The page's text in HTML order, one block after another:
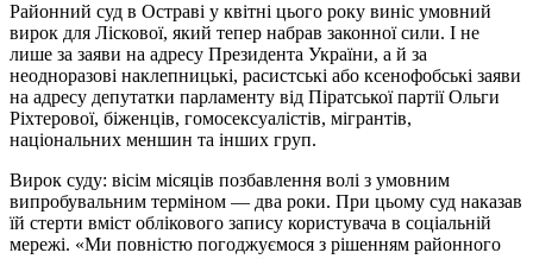
Районний суд в Остраві у квітні цього року виніс умовний
вирок для Ліскової, який тепер набрав законної сили. І не
лише за заяви на адресу Президента України, а й за
неодноразові наклепницькі, расистські або ксенофобські заяви
на адресу депутатки парламенту від Піратської партії Ольги
Ріхтерової, біженців, гомосексуалістів, мігрантів,
національних меншин та інших груп.
Вирок суду: вісім місяців позбавлення волі з умовним
випробувальним терміном — два роки. При цьому суд наказав
їй стерти вміст облікового запису користувача в соціальній
мережі. «Ми повністю погоджуємося з рішенням районного